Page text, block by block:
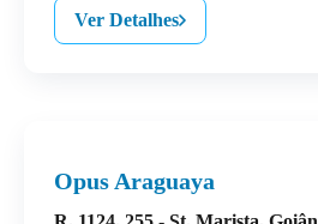
Ver Detalhes
Opus Araguaya